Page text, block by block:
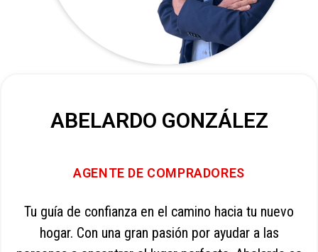
ABELARDO GONZÁLEZ
AGENTE DE COMPRADORES
Tu guía de confianza en el camino hacia tu nuevo
hogar. Con una gran pasión por ayudar a las